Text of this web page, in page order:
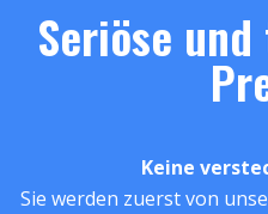
Seriöse
Keine
Sie werden zuerst von